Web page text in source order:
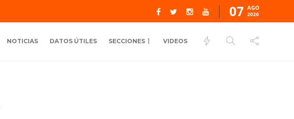
07 AGO
2026
NOTICIAS DATOS ÚTILES SECCIONES VIDEOS